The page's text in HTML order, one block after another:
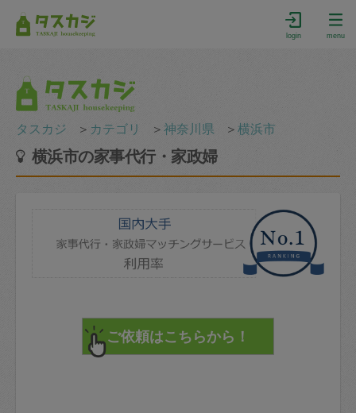
login menu
タスカジ ＞ カテゴリ ＞神奈川県 ＞横浜市
横浜市の家事代行・家政婦